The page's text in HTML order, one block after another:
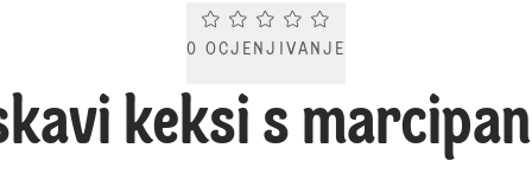
Current rating 0.0. Click to rate.
0 OCJENJIVANJE
keksi s